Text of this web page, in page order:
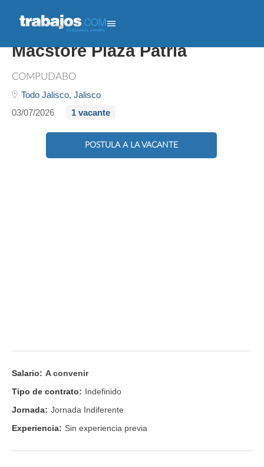
Asesor De Ventas -
Macstore Plaza Patria
COMPUDABO
Todo Jalisco, Jalisco
03/07/2026
1 vacante
POSTULA A LA VACANTE
Salario: A convenir
Tipo de contrato: Indefinido
Jornada: Jornada Indiferente
Experiencia: Sin experiencia previa